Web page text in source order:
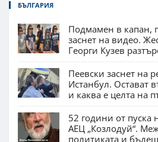
БЪЛГАРИЯ
Подмамен в капан,
заснет на видео.
Георги Кузев
Пеевски заснет на
Истанбул. Остават
и каква е целта на
52 години от пуска
АЕЦ „Козлодуй“.
политиката и